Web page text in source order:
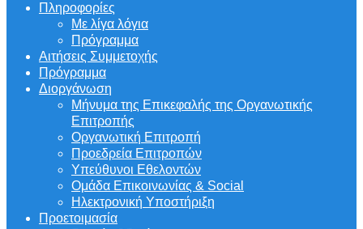
Πληροφορίες
Με λίγα λόγια
Πρόγραμμα
Αιτήσεις Συμμετοχής
Πρόγραμμα
Διοργάνωση
Μήνυμα της Επικεφαλής της Οργανωτικής
Επιτροπής
Οργανωτική Επιτροπή
Προεδρεία Επιτροπών
Υπεύθυνοι Εθελοντών
Ομάδα Επικοινωνίας & Social
Ηλεκτρονική Υποστήριξη
Προετοιμασία